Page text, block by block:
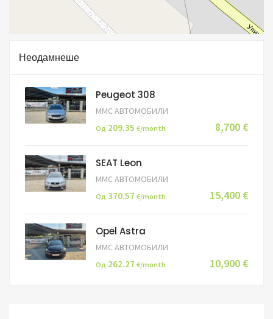
Неодамнеше
Peugeot 308
ММС АВТОМОБИЛИ
Од 209.35 €/month 8,700 €
SEAT Leon
ММС АВТОМОБИЛИ
Од 370.57 €/month 15,400 €
Opel Astra
ММС АВТОМОБИЛИ
Од 262.27 €/month 10,900 €